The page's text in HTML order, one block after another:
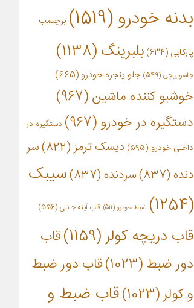
بدنه خودرو(1519) برچسب
پارکابی (634) بلبرینگ(1138)
جاسوییچی (549) جلو پنجره خودرو (665)
خوشبو کننده ماشین(967)
دستگیره در خودرو(967)
دستگیره در
داخلی خودرو (595) دیسک ترمز(822)
سر
دنده(837) سردنده(837)
سیبک
(1254)
ضبط خودرو(511) قاب آینه جانبی (556)
قاب دریچه کولر(1159)
قاب
دور ضبط(1023)
قاب دور ضبط
و کولر(1023)
قاب ضبط و